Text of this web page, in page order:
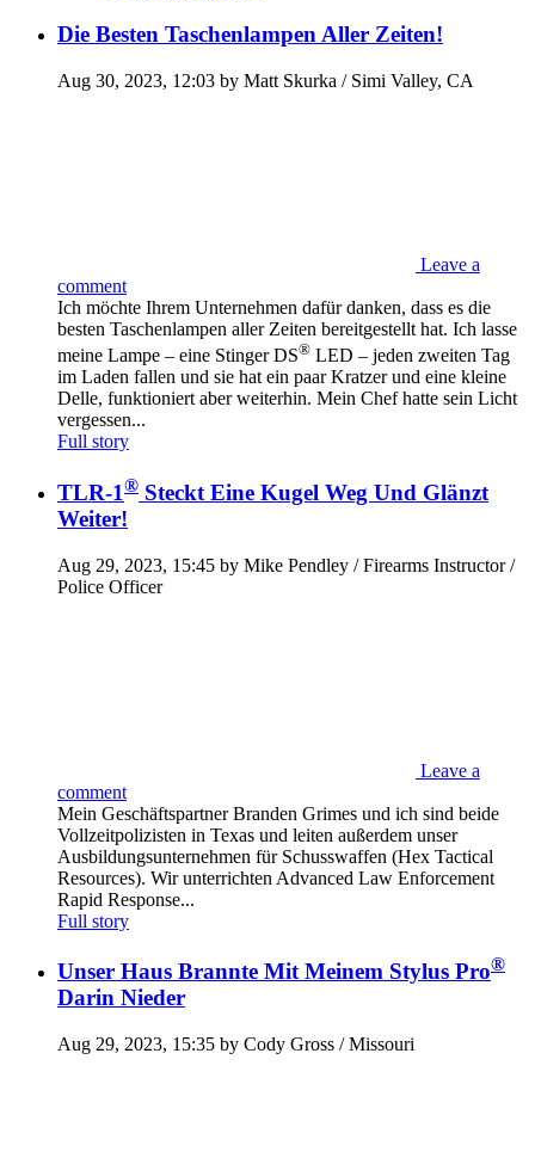
Die Besten Taschenlampen Aller Zeiten!
Aug 30, 2023, 12:03 by Matt Skurka / Simi Valley, CA
Leave a
comment
Ich möchte Ihrem Unternehmen dafür danken, dass es die
besten Taschenlampen aller Zeiten bereitgestellt hat. Ich lasse
meine Lampe – eine Stinger DS® LED – jeden zweiten Tag
im Laden fallen und sie hat ein paar Kratzer und eine kleine
Delle, funktioniert aber weiterhin. Mein Chef hatte sein Licht
vergessen...
Full story
TLR-1® Steckt Eine Kugel Weg Und Glänzt
Weiter!
Aug 29, 2023, 15:45 by Mike Pendley / Firearms Instructor /
Police Officer
Leave a
comment
Mein Geschäftspartner Branden Grimes und ich sind beide
Vollzeitpolizisten in Texas und leiten außerdem unser
Ausbildungsunternehmen für Schusswaffen (Hex Tactical
Resources). Wir unterrichten Advanced Law Enforcement
Rapid Response...
Full story
Unser Haus Brannte Mit Meinem Stylus Pro®
Darin Nieder
Aug 29, 2023, 15:35 by Cody Gross / Missouri